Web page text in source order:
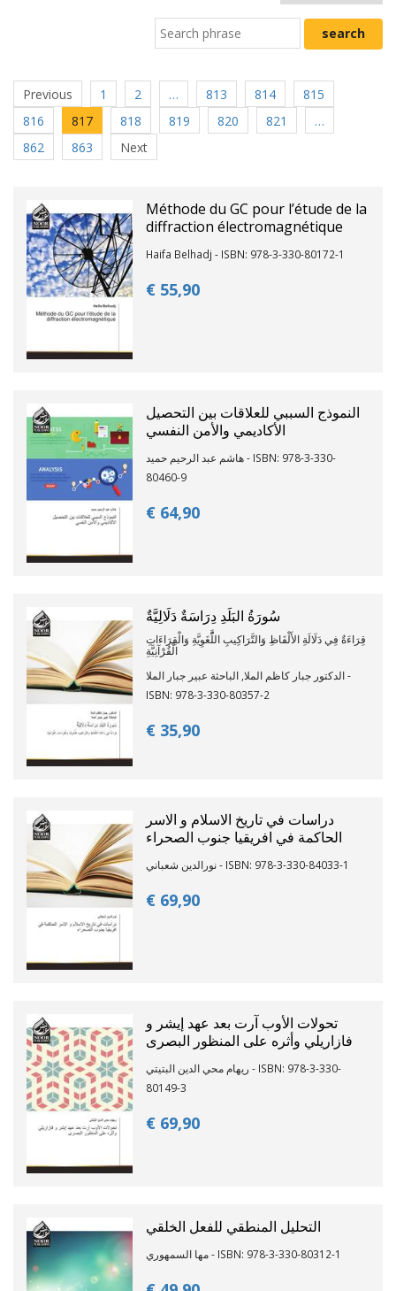
Previous 1 2 … 813 814
815
816
817 818 819 820 821
…
862
863 Next
Méthode du GC pour l’étude de la
diffraction électromagnétique
Haifa Belhadj - ISBN: 978-3-330-80172-1
€ 55,90
النموذج السببي للعلاقات بين التحصيل
الأكاديمي والأمن النفسي
هاشم عبد الرحيم حميد - ISBN: 978-3-330-
80460-9
€ 64,90
سُورَةُ البَلَدِ دِرَاسَةٌ دَلَالِيَّةٌ
قِرَاءَةٌ فِي دَلَالَةِ الأَلْفَاظِ وَالتَّرَاكِيبِ اللَُّغَوِيَّةِ وَالْقِرَاءَاتِ
الْقُرْآنِيَّةِ
الدكتور جبار كاظم الملا, الباحثة عبير جبار الملا -
ISBN: 978-3-330-80357-2
€ 35,90
دراسات في تاريخ الاسلام و الاسر
الحاكمة في افريقيا جنوب الصحراء
نورالدين شعباني - ISBN: 978-3-330-84033-1
€ 69,90
تحولات الأوب آرت بعد عهد إيشر و
فازاريلي وأثره على المنظور البصرى
ريهام محي الدين البتيتي - ISBN: 978-3-330-
80149-3
€ 69,90
التحليل المنطقي للفعل الخلقي
مها السمهوري - ISBN: 978-3-330-80312-1